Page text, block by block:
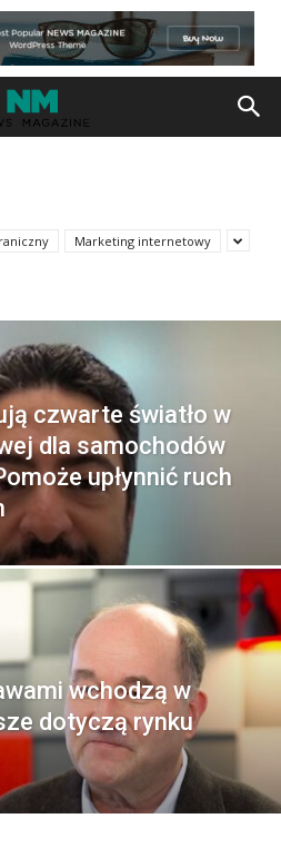
Marketing internetowy
czwarte światło w
dla samochodów
upłynnić ruch
wchodzą w
dotyczą rynku